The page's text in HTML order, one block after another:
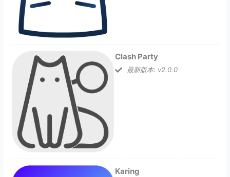
Clash Party
最新版本: v2.0.0
Karing